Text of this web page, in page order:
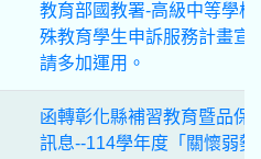
教育部國教署-高級中等學校
殊教育學生申訴服務計畫宣
請多加運用。
函轉彰化縣補習教育暨品保
訊息--114學年度「關懷弱勢